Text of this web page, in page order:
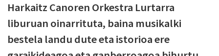
Harkaitz Canoren Orkestra Lurtarra
liburuan oinarrituta, baina musikalki
bestela landu dute eta istorioa ere